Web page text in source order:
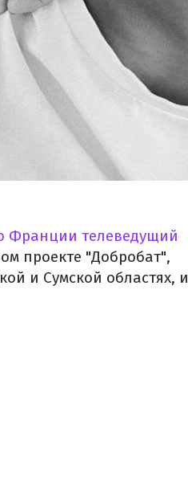
Франции телеведущий
проекте "Добробат",
и Сумской областях, и